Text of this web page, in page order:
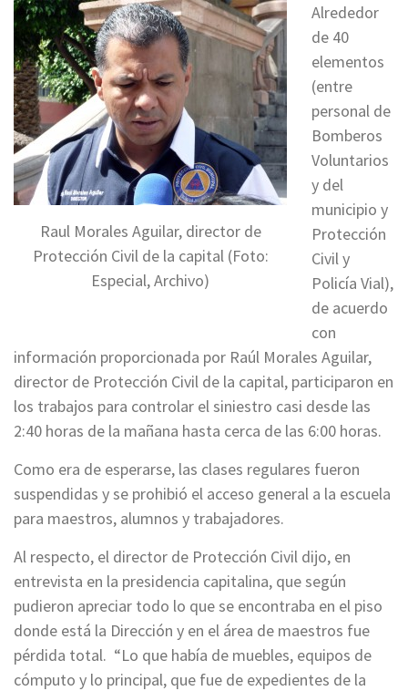
Raul Morales Aguilar, director de
Protección Civil de la capital (Foto:
Especial, Archivo)
Alrededor
de 40
elementos
(entre
personal de
Bomberos
Voluntarios
y del
municipio y
Protección
Civil y
Policía Vial),
de acuerdo
con
información proporcionada por Raúl Morales Aguilar,
director de Protección Civil de la capital, participaron en
los trabajos para controlar el siniestro casi desde las
2:40 horas de la mañana hasta cerca de las 6:00 horas.
Como era de esperarse, las clases regulares fueron
suspendidas y se prohibió el acceso general a la escuela
para maestros, alumnos y trabajadores.
Al respecto, el director de Protección Civil dijo, en
entrevista en la presidencia capitalina, que según
pudieron apreciar todo lo que se encontraba en el piso
donde está la Dirección y en el área de maestros fue
pérdida total. “Lo que había de muebles, equipos de
cómputo y lo principal, que fue de expedientes de la